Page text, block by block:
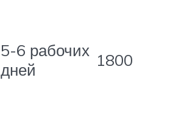
5-6 рабочих
дней
1800